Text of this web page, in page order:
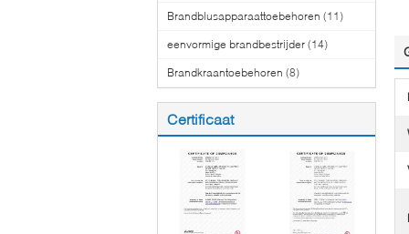
Brandblusapparaattoebehoren (11)
eenvormige brandbestrijder (14)
Brandkraantoebehoren (8)
Certificaat